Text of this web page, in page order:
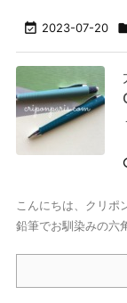
 2023-07-20
こんにちは、クリポ
鉛筆でお馴染みの六